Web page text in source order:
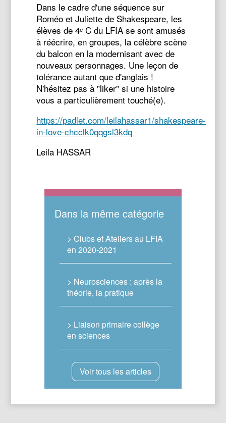
Dans le cadre d'une séquence sur
Roméo et Juliette de Shakespeare, les
élèves de 4ᵉ C du LFIA se sont amusés
à réécrire, en groupes, la célèbre scène
du balcon en la modernisant avec de
nouveaux personnages. Une leçon de
tolérance autant que d'anglais !
N'hésitez pas à "liker" si une histoire
vous a particulièrement touché(e).
https://padlet.com/leilahassar1/shakespeare-
in-love-chcclk0qqgsl3kdq
Leila HASSAR
Dans la même catégorie
> Clubs et Ateliers au LFIA
en 2020-2021
> Neurosciences : après la
théorie, la pratique
> Liaison primaire collège
en sciences
Voir tous les articles